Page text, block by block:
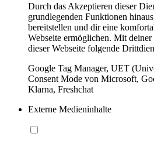
Durch das Akzeptieren dieser
grundlegenden Funktionen
bereitstellen und dir eine
Webseite ermöglichen. Mit
dieser Webseite folgende
Google Tag Manager, UET
Consent Mode von Microsoft,
Klarna, Freshchat
Externe Medieninhalte